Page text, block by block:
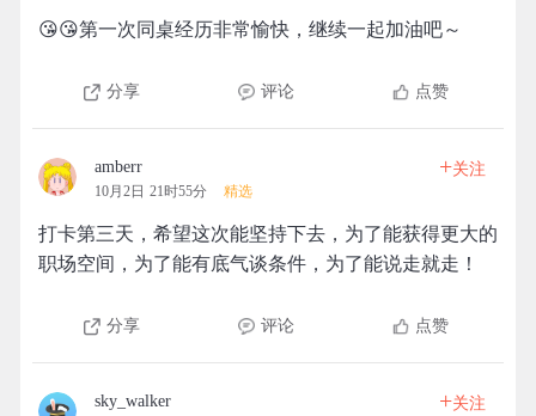
😘😘第一次同桌经历非常愉快，继续一起加油吧～
分享 评论 点赞
amberr
10月2日 21时55分 精选
+关注
打卡第三天，希望这次能坚持下去，为了能获得更大的
职场空间，为了能有底气谈条件，为了能说走就走！
分享 评论 点赞
sky_walker +关注